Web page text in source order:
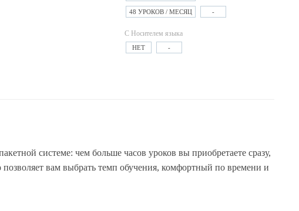
48 УРОКОВ / МЕСЯЦ -
С Носителем языка
НЕТ -
системе: чем больше часов уроков вы приобретаете сразу,
вам выбрать темп обучения, комфортный по времени и